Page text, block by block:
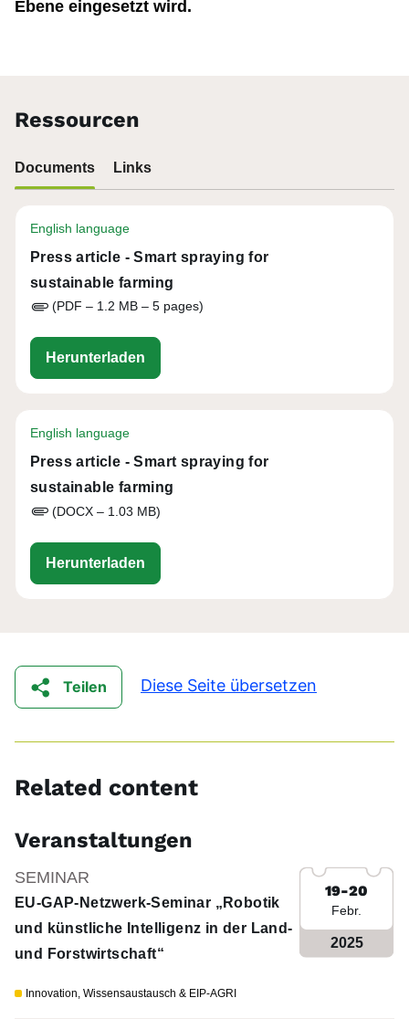
Ebene eingesetzt wird.
Ressourcen
Documents Links
English language
Press article - Smart spraying for
sustainable farming
(PDF – 1.2 MB – 5 pages)
Herunterladen
English language
Press article - Smart spraying for
sustainable farming
(DOCX – 1.03 MB)
Herunterladen
Teilen Diese Seite übersetzen
Related content
Veranstaltungen
SEMINAR
EU-GAP-Netzwerk-Seminar „Robotik
und künstliche Intelligenz in der Land-
und Forstwirtschaft“
Innovation, Wissensaustausch & EIP-AGRI
19-20
Febr.
2025